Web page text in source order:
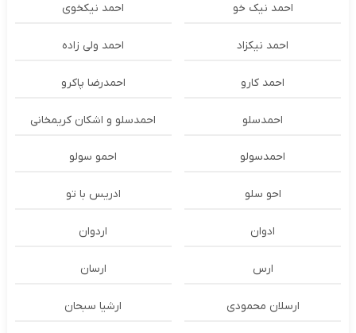
احمد نیک خو احمد نیکخوی
احمد نیکزاد احمد ولی زاده
احمد کارو احمدرضا پاکرو
احمدسلو احمدسلو و اشکان کریمخانی
احمدسولو احمو سولو
احو سلو ادریس با تو
ادوان اردوان
ارس ارسان
ارسلان محمودی ارشیا سبحان